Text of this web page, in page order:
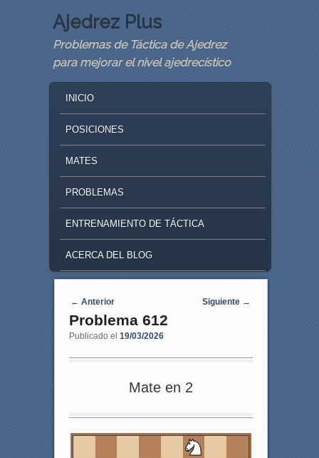
Ajedrez Plus
Problemas de Táctica de Ajedrez
para mejorar el nivel ajedrecístico
SKIP TO PRIMARY CONTENT
SKIP TO SECONDARY CONTENT
INICIO
POSICIONES
MATES
PROBLEMAS
ENTRENAMIENTO DE TÁCTICA
ACERCA DEL BLOG
Navegaci�n de entradas
← Anterior Siguiente →
Problema 612
Publicado el 19/03/2026
Mate en 2